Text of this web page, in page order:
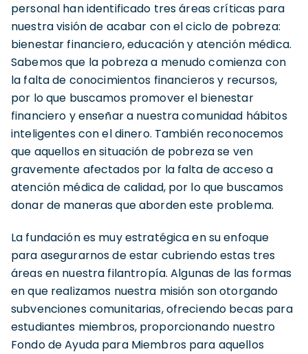
personal han identificado tres áreas críticas para
nuestra visión de acabar con el ciclo de pobreza:
bienestar financiero, educación y atención médica.
Sabemos que la pobreza a menudo comienza con
la falta de conocimientos financieros y recursos,
por lo que buscamos promover el bienestar
financiero y enseñar a nuestra comunidad hábitos
inteligentes con el dinero. También reconocemos
que aquellos en situación de pobreza se ven
gravemente afectados por la falta de acceso a
atención médica de calidad, por lo que buscamos
donar de maneras que aborden este problema.
La fundación es muy estratégica en su enfoque
para asegurarnos de estar cubriendo estas tres
áreas en nuestra filantropía. Algunas de las formas
en que realizamos nuestra misión son otorgando
subvenciones comunitarias, ofreciendo becas para
estudiantes miembros, proporcionando nuestro
Fondo de Ayuda para Miembros para aquellos